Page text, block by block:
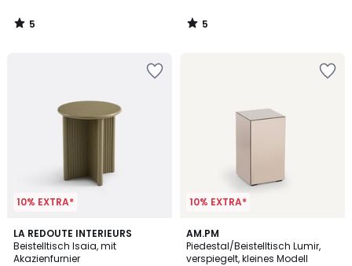
5
/
5
/
10% EXTRA*
LA REDOUTE INTERIEURS
Beistelltisch Isaia, mit
Akazienfurnier
10% EXTRA*
AM.PM
Piedestal/Beistelltisch Lumir,
verspiegelt, kleines Modell
4,2
/ 5